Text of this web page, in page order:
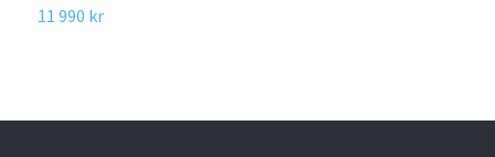
11 990 kr